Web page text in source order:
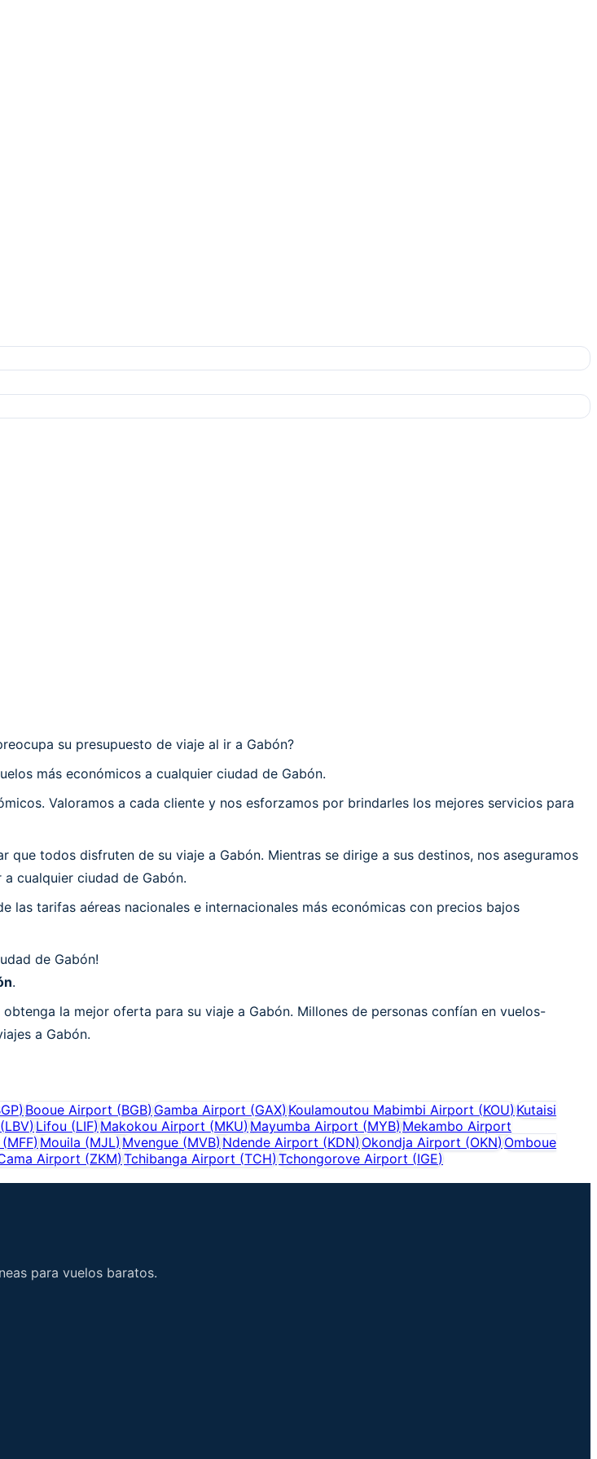
su presupuesto de viaje al ir a Gabón?
más económicos a cualquier ciudad de Gabón.
Valoramos a cada cliente y nos esforzamos por brindarles los mejores servicios para
todos disfruten de su viaje a Gabón. Mientras se dirige a sus destinos, nos aseguramos
cualquier ciudad de Gabón.
tarifas aéreas nacionales e internacionales más económicas con precios bajos
de Gabón!
.
la mejor oferta para su viaje a Gabón. Millones de personas confían en vuelos-
a Gabón.
)Booue Airport (BGB)Gamba Airport (GAX)Koulamoutou Mabimbi Airport (KOU)Kutaisi
(LBV) Lifou (LIF) Makokou Airport (MKU) Mayumba Airport (MYB) Mekambo Airport
(MFF)Mouila (MJL) Mvengue (MVB) Ndende Airport (KDN) Okondja Airport (OKN) Omboue
Airport (ZKM)Tchibanga Airport (TCH) Tchongorove Airport (IGE)
para vuelos baratos.